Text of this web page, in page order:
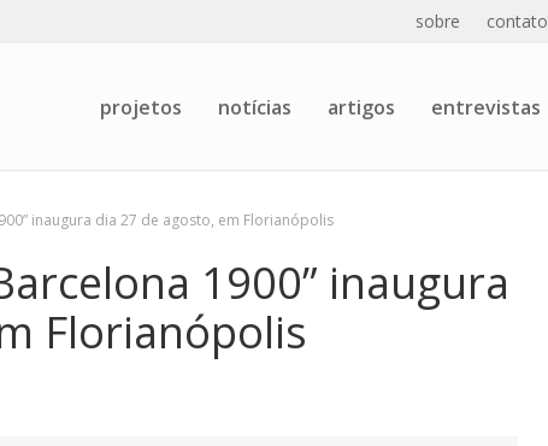
sobre contato
projetos notícias artigos entrevistas
inaugura dia 27 de agosto, em Florianópolis
1900” inaugura
Florianópolis